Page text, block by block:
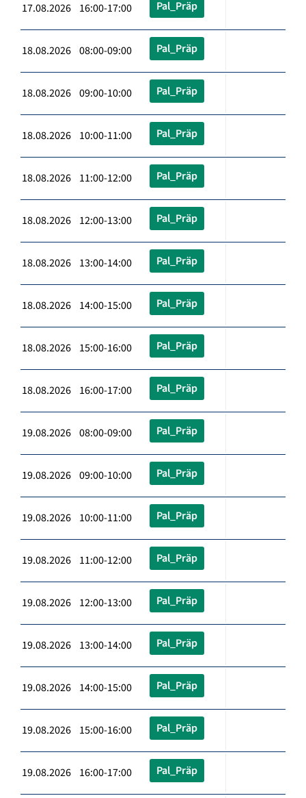
17.08.2026 16:00-17:00 Pal_Präp
18.08.2026 08:00-09:00 Pal_Präp
18.08.2026 09:00-10:00 Pal_Präp
18.08.2026 10:00-11:00 Pal_Präp
18.08.2026 11:00-12:00 Pal_Präp
18.08.2026 12:00-13:00 Pal_Präp
18.08.2026 13:00-14:00 Pal_Präp
18.08.2026 14:00-15:00 Pal_Präp
18.08.2026 15:00-16:00 Pal_Präp
18.08.2026 16:00-17:00 Pal_Präp
19.08.2026 08:00-09:00 Pal_Präp
19.08.2026 09:00-10:00 Pal_Präp
19.08.2026 10:00-11:00 Pal_Präp
19.08.2026 11:00-12:00 Pal_Präp
19.08.2026 12:00-13:00 Pal_Präp
19.08.2026 13:00-14:00 Pal_Präp
19.08.2026 14:00-15:00 Pal_Präp
19.08.2026 15:00-16:00 Pal_Präp
19.08.2026 16:00-17:00 Pal_Präp